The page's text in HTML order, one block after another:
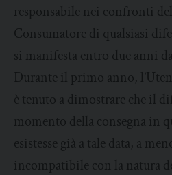
responsabile nei confronti
Consumatore di qualsiasi
si manifesta entro due anni
Durante il primo anno,
è tenuto a dimostrare che il
momento della consegna in
esistesse già a tale data, a
incompatibile con la natura